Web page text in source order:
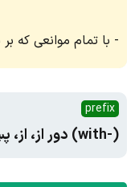
با تمام موانعی که
prefix
(-with) دور از، از، پسِ